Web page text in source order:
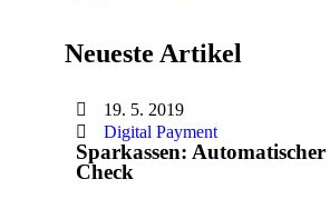
Neueste Artikel
19. 5. 2019
Digital Payment
Sparkassen:
Check